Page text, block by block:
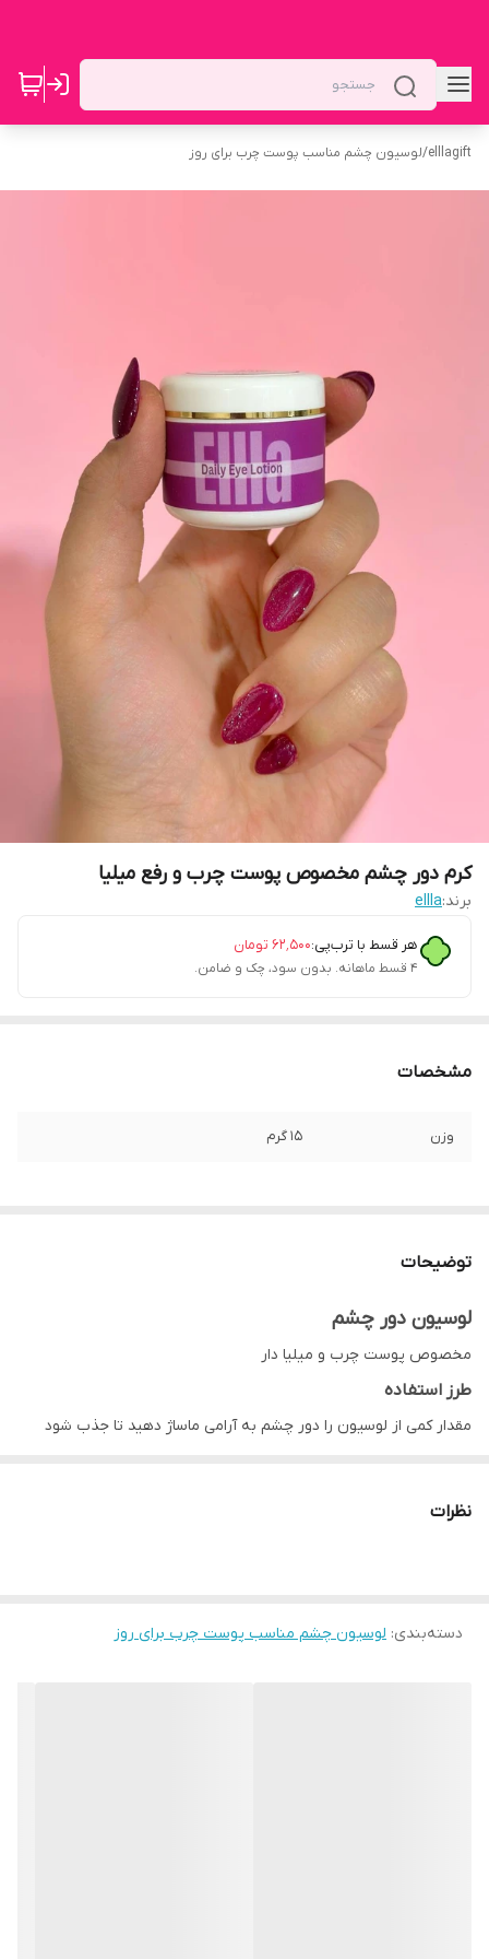
elllagift
/لوسیون چشم مناسب پوست چرب برای روز
کرم دور چشم مخصوص پوست چرب و رفع میلیا
برند:ellla
هر قسط با ترب‌پی:۶۲٬۵۰۰ تومان
۴ قسط ماهانه. بدون سود، چک و ضامن.
مشخصات
وزن ۱۵ گرم
توضیحات
لوسیون دور چشم
مخصوص پوست چرب و میلیا دار
طرز استفاده
مقدار کمی از لوسیون را دور چشم به آرامی ماساژ دهید تا جذب شود
نظرات
دسته‌بندی: لوسیون چشم مناسب پوست چرب برای روز